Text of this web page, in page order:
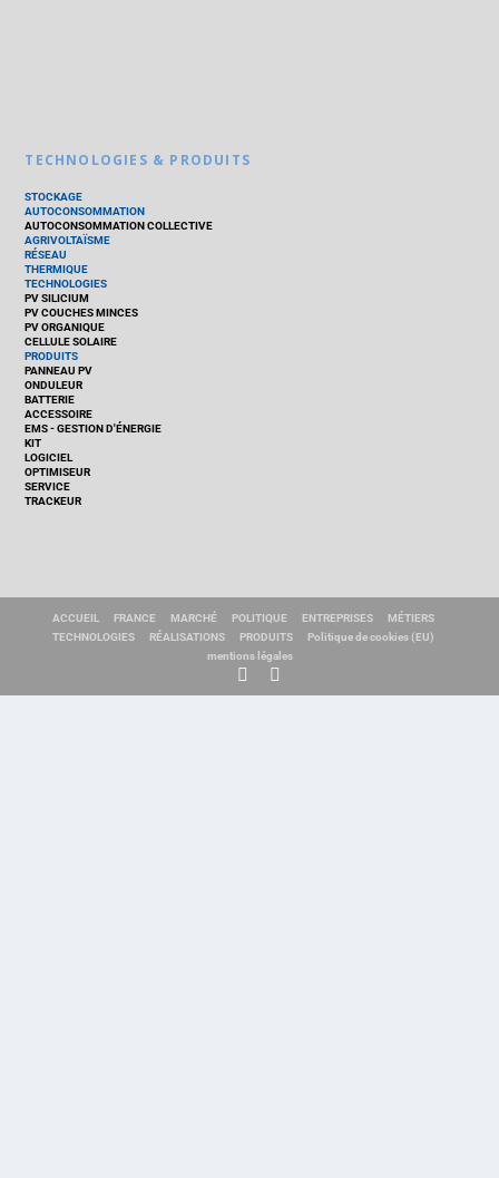
TECHNOLOGIES & PRODUITS
STOCKAGE
AUTOCONSOMMATION
AUTOCONSOMMATION COLLECTIVE
AGRIVOLTAÏSME
RÉSEAU
THERMIQUE
TECHNOLOGIES
PV SILICIUM
PV COUCHES MINCES
PV ORGANIQUE
CELLULE SOLAIRE
PRODUITS
PANNEAU PV
ONDULEUR
BATTERIE
ACCESSOIRE
EMS - GESTION D'ÉNERGIE
KIT
LOGICIEL
OPTIMISEUR
SERVICE
TRACKEUR
ACCUEIL FRANCE MARCHÉ POLITIQUE ENTREPRISES
MÉTIERS
TECHNOLOGIES
RÉALISATIONS PRODUITS
Politique de cookies (EU)
mentions légales